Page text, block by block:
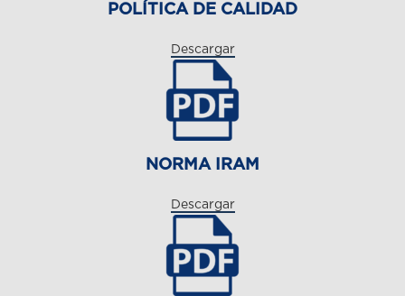
POLÍTICA DE CALIDAD
Descargar
NORMA IRAM
Descargar